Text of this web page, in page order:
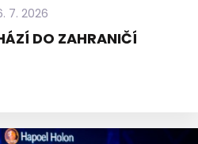
7. 2026
DO ZAHRANIČÍ